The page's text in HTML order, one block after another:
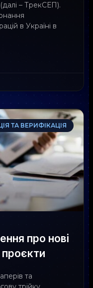
– ТрекСЕП).
в Україні в
ТА ВЕРИФІКАЦІЯ
про нові
проєкти
та